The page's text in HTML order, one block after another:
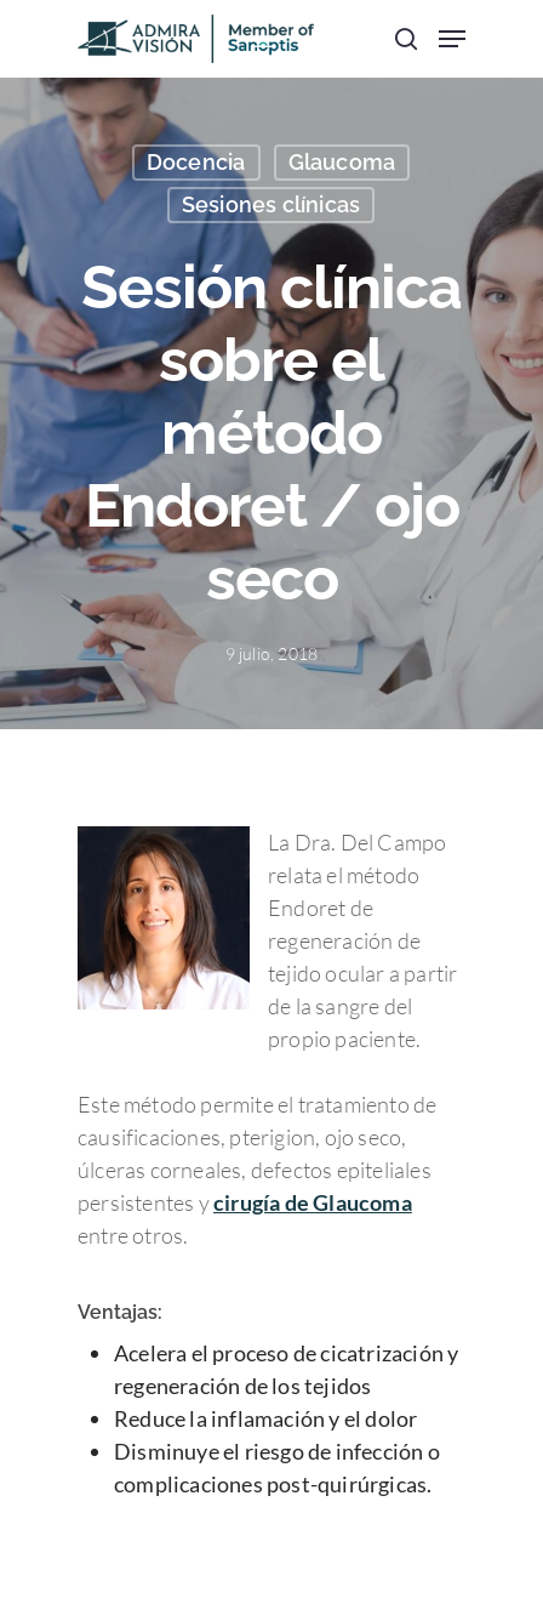
Hit enter to search or ESC to close
Docencia
Glaucoma
Sesiones clínicas
Sesión clínica
sobre el
método
Endoret / ojo
seco
9 julio, 2018
La Dra. Del Campo
relata el método
Endoret de
regeneración de
tejido ocular a partir
de la sangre del
propio paciente.
Este método permite el tratamiento de
causificaciones, pterigion, ojo seco,
úlceras corneales, defectos epiteliales
persistentes ycirugía de Glaucoma
entre otros.
Ventajas:
Acelera el proceso de cicatrización y
regeneración de los tejidos
Reduce la inflamación y el dolor
Disminuye el riesgo de infección o
complicaciones post-quirúrgicas.